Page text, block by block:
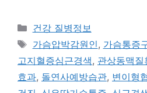
카
테
고
리
건강 질병정보
태
그
가슴압박감원인, 가슴통증
고지혈증심근경색, 관상동맥질
효과, 돌연사예방습관, 변이형